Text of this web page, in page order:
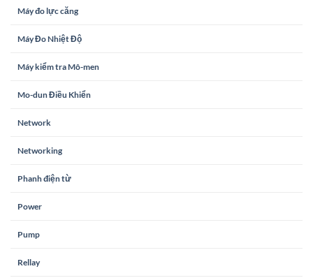
Máy đo lực căng
Máy Đo Nhiệt Độ
Máy kiểm tra Mô-men
Mo-dun Điều Khiển
Network
Networking
Phanh điện từ
Power
Pump
Rellay